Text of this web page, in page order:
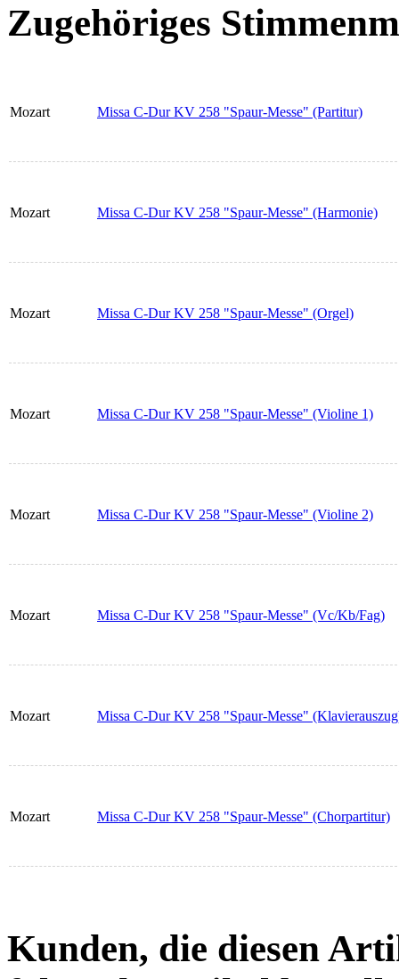
Zugehöriges
Mozart Missa C-Dur KV 258 "Spaur-Messe" (Partitur)
Mozart Missa C-Dur KV 258 "Spaur-Messe" (Harmonie)
Mozart Missa C-Dur KV 258 "Spaur-Messe" (Orgel)
Mozart Missa C-Dur KV 258 "Spaur-Messe" (Violine 1)
Mozart Missa C-Dur KV 258 "Spaur-Messe" (Violine 2)
Mozart Missa C-Dur KV 258 "Spaur-Messe" (Vc/Kb/Fag)
Mozart Missa C-Dur KV 258 "Spaur-Messe"
Mozart Missa C-Dur KV 258 "Spaur-Messe" (Chorpartitur)
Kunden, die diesen